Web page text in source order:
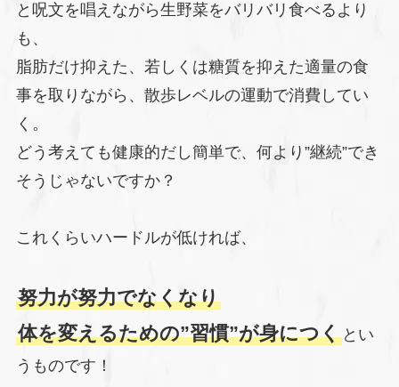
と呪文を唱えながら生野菜をバリバリ食べるより
も、
脂肪だけ抑えた、若しくは糖質を抑えた適量の食
事を取りながら、散歩レベルの運動で消費してい
く。
どう考えても健康的だし簡単で、何より”継続”でき
そうじゃないですか？
これくらいハードルが低ければ、
努力が努力でなくなり
体を変えるための”習慣”が身につくとい
うものです！